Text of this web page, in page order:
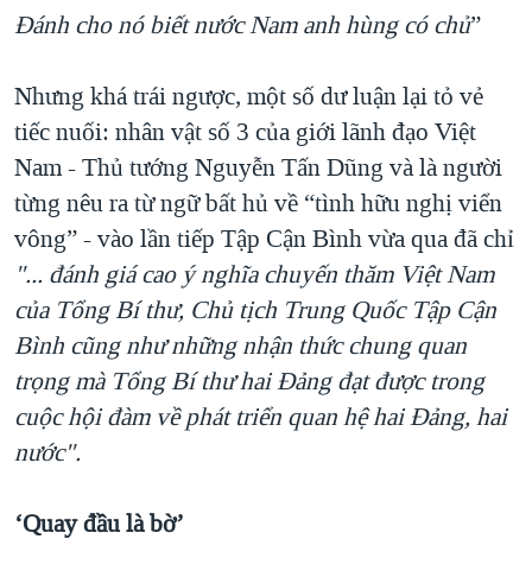
Đánh cho nó biết nước Nam anh hùng có chủ”
Nhưng khá trái ngược, một số dư luận lại tỏ vẻ
tiếc nuối: nhân vật số 3 của giới lãnh đạo Việt
Nam - Thủ tướng Nguyễn Tấn Dũng và là người
từng nêu ra từ ngữ bất hủ về “tình hữu nghị viển
vông” - vào lần tiếp Tập Cận Bình vừa qua đã chỉ
"... đánh giá cao ý nghĩa chuyến thăm Việt Nam
của Tổng Bí thư, Chủ tịch Trung Quốc Tập Cận
Bình cũng như những nhận thức chung quan
trọng mà Tổng Bí thư hai Đảng đạt được trong
cuộc hội đàm về phát triển quan hệ hai Đảng, hai
nước".
‘Quay đầu là bờ’